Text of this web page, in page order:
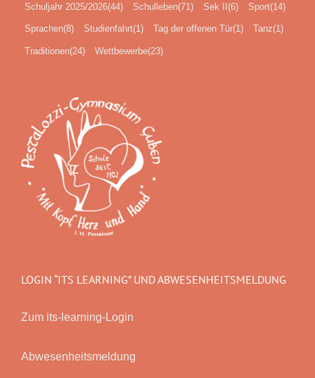
Schuljahr 2025/2026(44) Schulleben(71) Sek II(6) Sport(14)
Sprachen(8) Studienfahrt(1) Tag der offenen Tür(1) Tanz(1)
Traditionen(24) Wettbewerbe(23)
LOGIN “ITS LEARNING” UND ABWESENHEITSMELDUNG
Zum its-learning-Login
Abwesenheitsmeldung